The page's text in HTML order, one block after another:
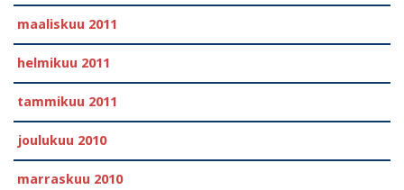
maaliskuu 2011
helmikuu 2011
tammikuu 2011
joulukuu 2010
marraskuu 2010